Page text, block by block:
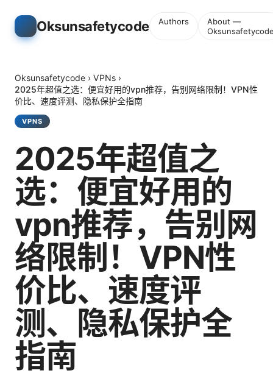
Oksunsafetycode Authors
About —
Oksunsafetycode › VPNs ›
2025年超值之选：便宜好用的vpn推荐，告别网络限制！VPN性
价比、速度评测、隐私保护全指南
VPNS
2025年超值之
选：便宜好用的
vpn推荐，告别网
络限制！VPN性
价比、速度评
测、隐私保护全
指南